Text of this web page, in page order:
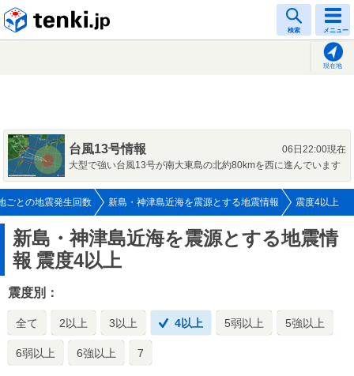
検索 メニュー
現在地
台風13号情報
06日22:00現在
大型で強い台風13号が南大東島の北約80kmを西に進んでいます
ごとの地震発生回数 新島・神津島近海を震源とする地震情報 震度4以上
新島・神津島近海を震源とする地震情
報 震度4以上
震度別：
全て 2以上 3以上 4以上 5弱以上 5強以上
6弱以上 6強以上 7